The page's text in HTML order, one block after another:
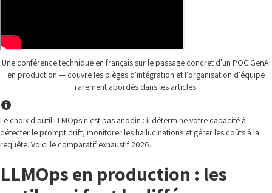
Une conférence technique en français sur le passage concret d'un POC GenAI
en production — couvre les pièges d'intégration et l'organisation d'équipe
rarement abordés dans les articles.
Le choix d'outil LLMOps n'est pas anodin : il détermine votre capacité à
détecter le prompt drift, monitorer les hallucinations et gérer les coûts à la
requête. Voici le comparatif exhaustif 2026.
LLMOps en production : les